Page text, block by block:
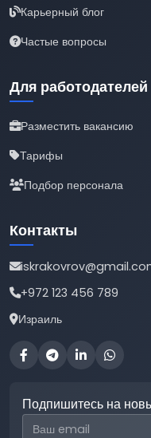
Карьерный блог
Частые вопросы
Для работодателей
Разместить вакансию
Тарифы
Подбор персонала
Контакты
+972 123 456 789
Израиль
Подпишитесь на
Email для подписки